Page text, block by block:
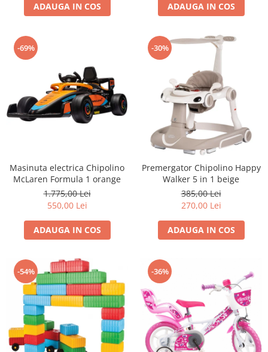
ADAUGA IN COS ADAUGA IN COS
-69%
Masinuta electrica Chipolino
McLaren Formula 1 orange
1.775,00 Lei
550,00 Lei
ADAUGA IN COS
-30%
Premergator Chipolino Happy
Walker 5 in 1 beige
385,00 Lei
270,00 Lei
ADAUGA IN COS
-54% -36%